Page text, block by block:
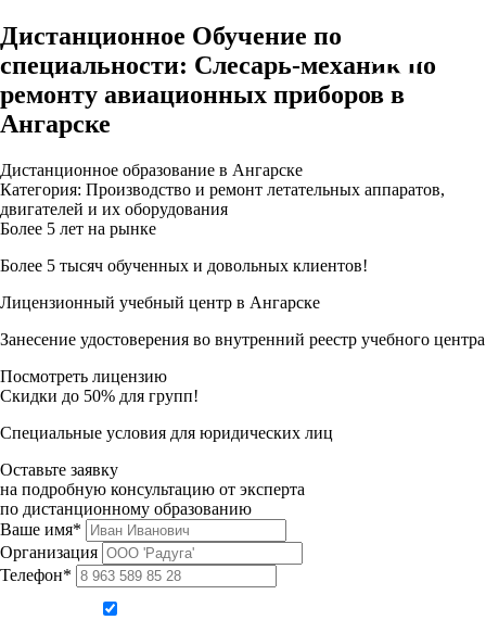
Дистанционное Обучение по
специальности: Слесарь-механик по
ремонту авиационных приборов в
Ангарске
Дистанционное образование в Ангарске
Категория: Производство и ремонт летательных аппаратов,
двигателей и их оборудования
Более 5 лет на рынке
Более 5 тысяч обученных и довольных клиентов!
Лицензионный учебный центр в Ангарске
Занесение удостоверения во внутренний реестр учебного центра
Посмотреть лицензию
Скидки до 50% для групп!
Специальные условия для юридических лиц
Оставьте заявку
на подробную консультацию от эксперта
по дистанционному образованию
Ваше имя*
Организация
Телефон*